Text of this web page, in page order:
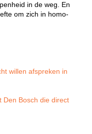
in de weg. En
om zich in homo-
willen afspreken in
Den Bosch die direct